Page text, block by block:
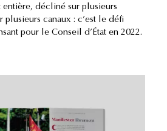
entière, décliné sur plusieurs
plusieurs canaux : c’est le défi
pour le Conseil d’État en 2022.